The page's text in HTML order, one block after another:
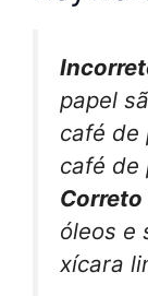
papel
café de
café de
Correto
óleos e
xícara